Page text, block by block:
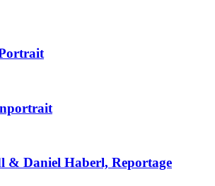
& Daniel Haberl, Reportage